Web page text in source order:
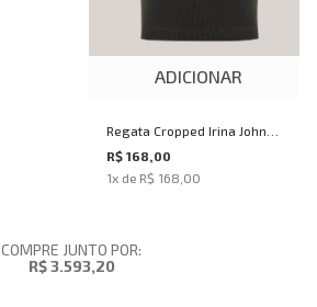
ADICIONAR
Regata Cropped Irina John
John Feminina
R$ 168,00
1x de R$ 168,00
COMPRE JUNTO POR:
R$ 3.593,20